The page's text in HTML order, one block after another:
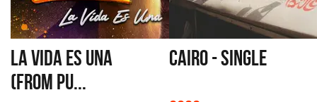
LA VIDA ES UNA
(FROM PU...
CAIRO - SINGLE